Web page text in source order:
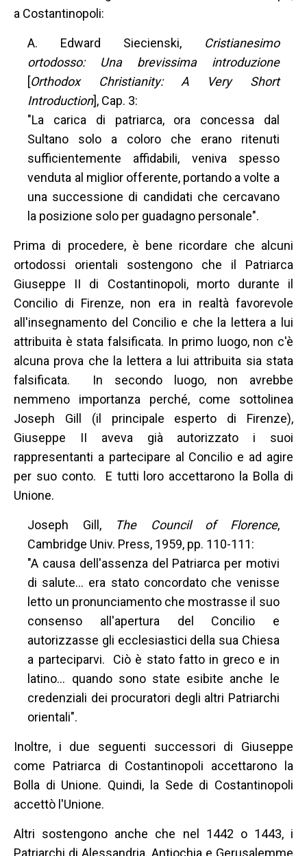
a Costantinopoli:
A. Edward Siecienski,
Cristianesimo
ortodosso: Una brevissima introduzione
[Orthodox Christianity: A Very Short
Introduction], Cap. 3:
"La carica di patriarca, ora concessa dal
Sultano solo a coloro che erano ritenuti
sufficientemente affidabili, veniva spesso
venduta al miglior offerente, portando a volte a
una successione di candidati che cercavano
la posizione solo per guadagno personale".
Prima di procedere, è bene ricordare che alcuni
ortodossi orientali sostengono che il Patriarca
Giuseppe II di Costantinopoli, morto durante il
Concilio di Firenze, non era in realtà favorevole
all'insegnamento del Concilio e che la lettera a lui
attribuita è stata falsificata. In primo luogo, non c'è
alcuna prova che la lettera a lui attribuita sia stata
falsificata. In secondo luogo, non avrebbe
nemmeno importanza perché, come sottolinea
Joseph Gill (il principale esperto di Firenze),
Giuseppe II aveva già autorizzato i suoi
rappresentanti a partecipare al Concilio e ad agire
per suo conto. E tutti loro accettarono la Bolla di
Unione.
Joseph Gill, The Council of Florence,
Cambridge Univ. Press, 1959, pp. 110-111:
"A causa dell'assenza del Patriarca per motivi
di salute... era stato concordato che venisse
letto un pronunciamento che mostrasse il suo
consenso all'apertura del Concilio e
autorizzasse gli ecclesiastici della sua Chiesa
a parteciparvi. Ciò è stato fatto in greco e in
latino... quando sono state esibite anche le
credenziali dei procuratori degli altri Patriarchi
orientali".
Inoltre, i due seguenti successori di Giuseppe
come Patriarca di Costantinopoli accettarono la
Bolla di Unione. Quindi, la Sede di Costantinopoli
accettò l'Unione.
Altri sostengono anche che nel 1442 o 1443, i
Patriarchi di Alessandria, Antiochia e Gerusalemme